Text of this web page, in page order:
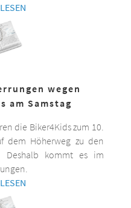
wegen
am Samstag
die Biker4Kids zum 10.
dem Höherweg zu den
Deshalb kommt es im